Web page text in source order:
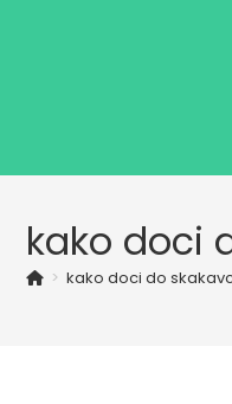
kako doci
> kako doci do